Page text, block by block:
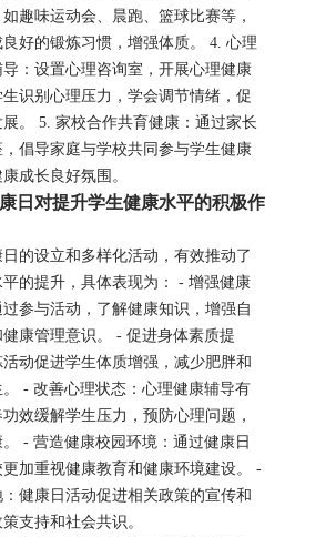
趣味运动会、晨跑、篮球比赛等，
好的锻炼习惯，增强体质。 4. 心理
：设置心理咨询室，开展心理健康
识别心理压力，学会调节情绪，促
。 5. 家校合作共育健康：通过家长
倡导家庭与学校共同参与学生健康
成长良好氛围。
日对提升学生健康水平的积极作
的设立和多样化活动，有效推动了
的提升，具体表现为： - 增强健康
参与活动，了解健康知识，增强自
康管理意识。 - 促进身体素质提
动促进学生体质增强，减少肥胖和
- 改善心理状态：心理健康辅导有
效缓解学生压力，预防心理问题，
- 营造健康校园环境：通过健康日
加重视健康教育和健康环境建设。 -
健康日活动促进相关政策的宣传和
支持和社会共识。